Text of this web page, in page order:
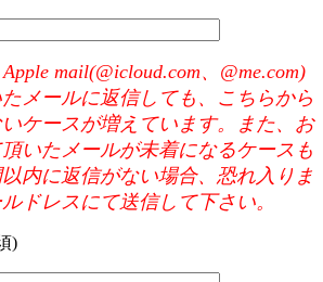
mail(@icloud.com、@me.com)
メールに返信しても、こちらから
ケースが増えています。また、お
いたメールが未着になるケースも
内に返信がない場合、恐れ入りま
ドレスにて送信して下さい。
)